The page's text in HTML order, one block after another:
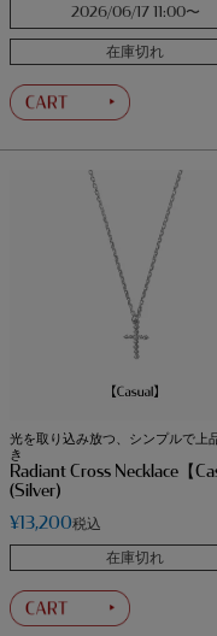
2026/06/17 11:00〜
在庫切れ
光を取り込み放つ、シンプルで上
き
Radiant Cross Necklace【
(Silver)
¥13,200税込
在庫切れ